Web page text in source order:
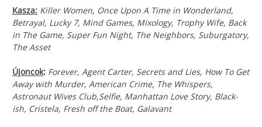
Kasza: Killer Women, Once Upon A Time in Wonderland,
Betrayal, Lucky 7, Mind Games, Mixology, Trophy Wife, Back
in The Game, Super Fun Night, The Neighbors, Suburgatory,
The Asset
Újoncok: Forever, Agent Carter, Secrets and Lies, How To Get
Away with Murder, American Crime, The Whispers,
Astronaut Wives Club,Selfie, Manhattan Love Story, Black-
ish, Cristela, Fresh off the Boat, Galavant